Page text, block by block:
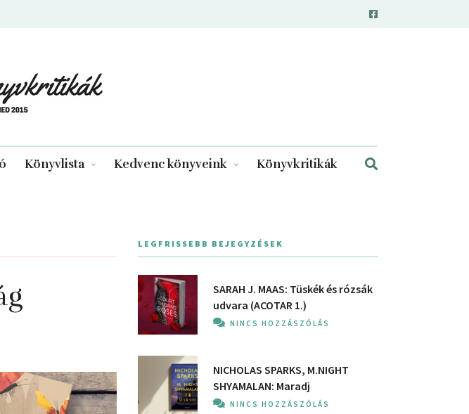
Könyvlista Kedvenc könyveink Könyvkritikák
LEGFRISSEBB BEJEGYZÉSEK
SARAH J. MAAS: Tüskék és rózsák
udvara (ACOTAR 1.)
NINCS HOZZÁSZÓLÁS
NICHOLAS SPARKS, M.NIGHT
SHYAMALAN: Maradj
NINCS HOZZÁSZÓLÁS